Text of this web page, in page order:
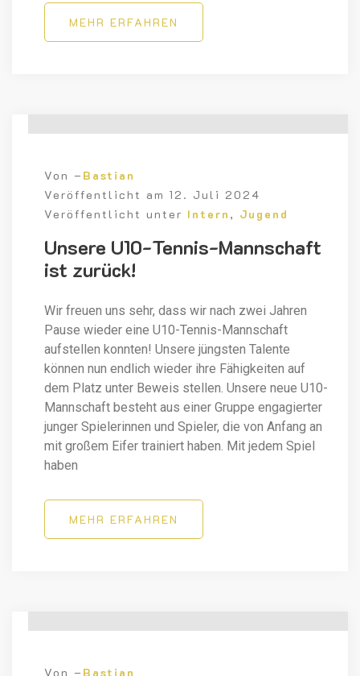
MEHR ERFAHREN
Von – Bastian
Veröffentlicht am 12. Juli 2024
Veröffentlicht unter Intern , Jugend
Unsere U10-Tennis-Mannschaft
ist zurück!
Wir freuen uns sehr, dass wir nach zwei Jahren
Pause wieder eine U10-Tennis-Mannschaft
aufstellen konnten! Unsere jüngsten Talente
können nun endlich wieder ihre Fähigkeiten auf
dem Platz unter Beweis stellen. Unsere neue U10-
Mannschaft besteht aus einer Gruppe engagierter
junger Spielerinnen und Spieler, die von Anfang an
mit großem Eifer trainiert haben. Mit jedem Spiel
haben
MEHR ERFAHREN
Von – Bastian